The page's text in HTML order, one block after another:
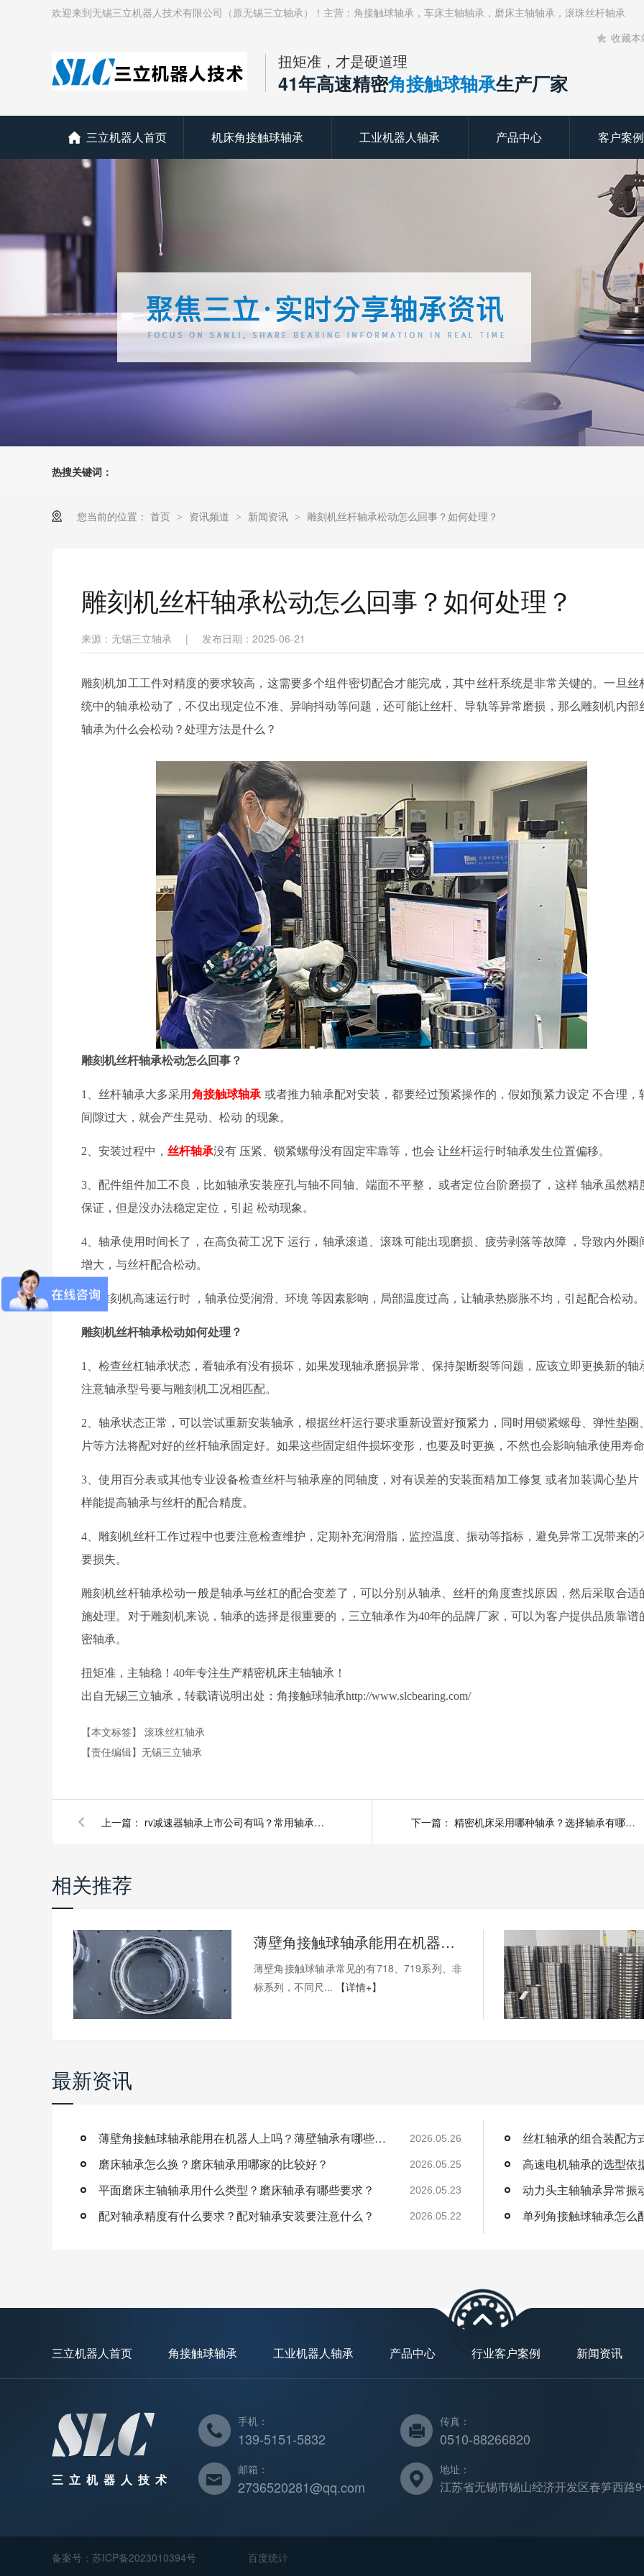
欢迎来到无锡三立机器人技术有限公司（原无锡三立轴承）！主营：角接触球轴承，车床主轴轴承，磨床主轴轴承，滚珠丝杆轴承
收藏本
扭矩准，才是硬道理
41年高速精密角接触球轴承生产厂家
三立机器人首页 机床角接触球轴承 工业机器人轴承 产品中心 客户案例
热搜关键词：
您当前的位置： 首页 > 资讯频道 > 新闻资讯 > 雕刻机丝杆轴承松动怎么回事？如何处理？
雕刻机丝杆轴承松动怎么回事？如何处理？
来源：无锡三立轴承 | 发布日期：2025-06-21
雕刻机加工工件对精度的要求较高，这需要多个组件密切配合才能完成，其中丝杆系统是非常关键的。一旦丝
统中的轴承松动了，不仅出现定位不准、异响抖动等问题，还可能让丝杆、导轨等异常磨损，那么雕刻机内部
轴承为什么会松动？处理方法是什么？
雕刻机丝杆轴承松动怎么回事？
1 丝杆轴承大多采用 角接触球轴承 或者推力轴承配对安装，都要经过预紧操作的，假如预紧力设定 不合理
间隙过大，就会产生晃动、松动 的现象。
2 安装过程中， 丝杆轴承没有 压紧、锁紧螺母没有固定牢靠等， 也会 让丝杆运行时轴承发生位置偏移。
3 、配件组件加工不良，比如轴承安装座孔与轴不同轴、端面不平整， 或者定位台阶磨损了 ， 这样 轴承 虽然精
保证，但是没办法稳定定位， 引起 松动现象 。
4 、轴承使用时间长了，在高负荷工况下 运行，轴承滚道 、滚珠可能出现磨损、疲劳剥落等故障
，导致内外圈
增大， 与丝杆配合松动。
5、雕刻机高速运行时 ， 轴承位受润滑 环境 等因素影响，局部温度过高， 让轴承热膨胀不均，引起配合松动。
雕刻机丝杆轴承松动如何处理？
1、检查丝杠轴承状态，看轴承有没有损坏，如果发现轴承磨损异常、保持架断裂等问题，应该立即更换新的轴
注意轴承型号要与雕刻机工况相匹配。
2、轴承状态正常，可以尝试重新安装轴承，根据丝杆运行要求重新设置好预紧力，同时用锁紧螺母、弹性垫圈
片等方法将配对好的丝杆轴承固定好。如果这些固定组件损坏变形，也要及时更换，不然也会影响轴承使用寿
3、使用百分表或其他专业设备检查丝杆与轴承座的同轴度，对有误差的安装面精加工修复 或者加装调心垫片
样能提高轴承与丝杆的配合精度。
4、雕刻机丝杆工作过程中也要注意检查维护，定期补充润滑脂，监控温度、振动等指标，避免异常工况带来的
要损失。
雕刻机丝杆轴承松动一般是轴承与丝杠的配合变差了，可以分别从轴承、丝杆的角度查找原因，然后采取合适
施处理。对于雕刻机来说，轴承的选择是很重要的，三立轴承作为40年的品牌厂家，可以为客户提供品质靠谱
密轴承。
扭矩准，主轴稳！40年专注生产精密机床主轴轴承！
出自无锡三立轴承，转载请说明出处：角接触球轴承http://www.slcbearing.com/
【本文标签】 滚珠丝杠轴承
【责任编辑】 无锡三立轴承
上一篇： rv减速器轴承上市公司有吗？常用轴承类型有哪些？ 下一篇： 精密机床采用哪种轴承？选择轴承有哪些要求？
相关推荐
薄壁角接触球轴承能用在机器人上吗？薄壁轴承有哪些优点？
薄壁角接触球轴承常见的有718、719系列、非
标系列，不同尺...
【详情+】
最新资讯
薄壁角接触球轴承能用在机器人上吗？薄壁轴承有哪些优点？ 2026.05.26
磨床轴承怎么换？磨床轴承用哪家的比较好？ 2026.05.25
平面磨床主轴轴承用什么类型？磨床轴承有哪些要求？ 2026.05.23
配对轴承精度有什么要求？配对轴承安装要注意什么？ 2026.05.22
丝杠轴承的组合装配方
高速电机轴承的选型依
动力头主轴轴承异常振
单列角接触球轴承怎么
三立机器人首页 角接触球轴承 工业机器人轴承 产品中心 行业客户案例 新闻资讯
三立机器人技术
手机：
139-5151-5832
传真：
0510-88266820
邮箱：
2736520281@qq.com
地址：
江苏省无锡市锡山经济开发区春笋西路
备案号： 苏ICP备2023010394号 百度统计